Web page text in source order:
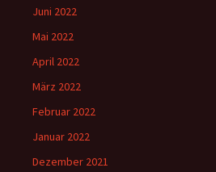
Juni 2022
Mai 2022
April 2022
März 2022
Februar 2022
Januar 2022
Dezember 2021